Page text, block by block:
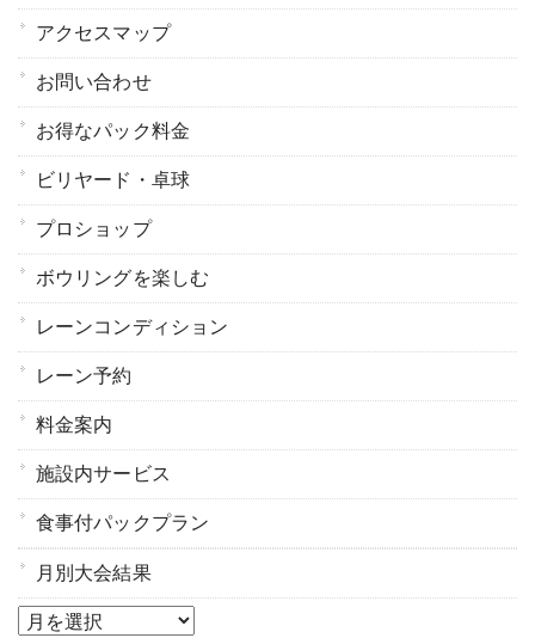
アクセスマップ
お問い合わせ
お得なパック料金
ビリヤード・卓球
プロショップ
ボウリングを楽しむ
レーンコンディション
レーン予約
料金案内
施設内サービス
食事付パックプラン
月別大会結果
月